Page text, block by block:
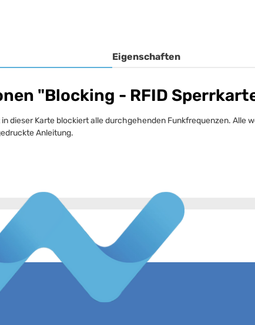
Eigenschaften
"Blocking - RFID
dieser Karte blockiert alle durchgehenden Funkfrequenzen.
Anleitung.